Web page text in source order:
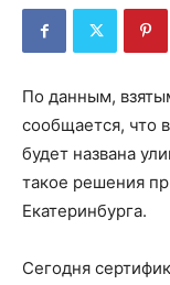
По данным,
сообщается, что
будет названа
такое решения
Екатеринбурга.
Сегодня